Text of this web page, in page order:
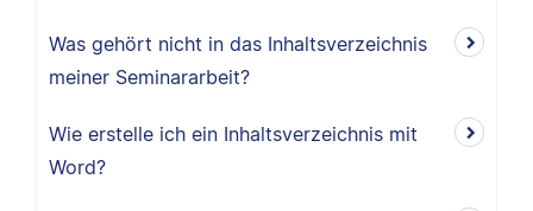
Was gehört nicht in das Inhaltsverzeichnis
meiner Seminararbeit?
Wie erstelle ich ein Inhaltsverzeichnis mit
Word?